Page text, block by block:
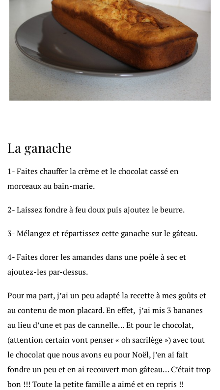
La ganache
1- Faites chauffer la crème et le chocolat cassé en
morceaux au bain-marie.
2- Laissez fondre à feu doux puis ajoutez le beurre.
3- Mélangez et répartissez cette ganache sur le gâteau.
4- Faites dorer les amandes dans une poêle à sec et
ajoutez-les par-dessus.
Pour ma part, j’ai un peu adapté la recette à mes goûts et
au contenu de mon placard. En effet, j’ai mis 3 bananes
au lieu d’une et pas de cannelle… Et pour le chocolat,
(attention certain vont penser « oh sacrilège ») avec tout
le chocolat que nous avons eu pour Noël, j’en ai fait
fondre un peu et en ai recouvert mon gâteau… C’était trop
bon !!! Toute la petite famille a aimé et en repris !!